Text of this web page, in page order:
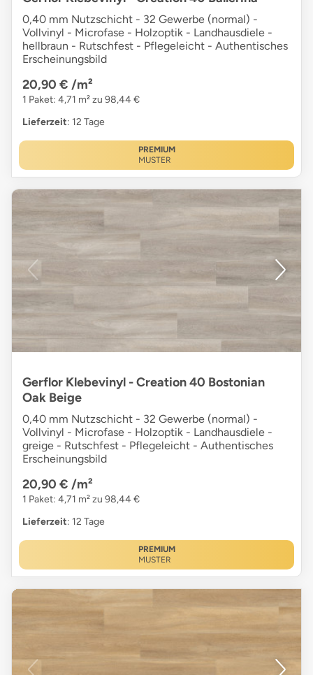
0,40 mm Nutzschicht - 32 Gewerbe (normal) -
Vollvinyl - Microfase - Holzoptik - Landhausdiele -
hellbraun - Rutschfest - Pflegeleicht - Authentisches
Erscheinungsbild
20,90 € /m²
1 Paket: 4,71 m² zu 98,44 €
Lieferzeit: 12 Tage
PREMIUM
MUSTER
Gerflor Klebevinyl - Creation 40 Bostonian
Oak Beige
0,40 mm Nutzschicht - 32 Gewerbe (normal) -
Vollvinyl - Microfase - Holzoptik - Landhausdiele -
greige - Rutschfest - Pflegeleicht - Authentisches
Erscheinungsbild
20,90 € /m²
1 Paket: 4,71 m² zu 98,44 €
Lieferzeit: 12 Tage
PREMIUM
MUSTER